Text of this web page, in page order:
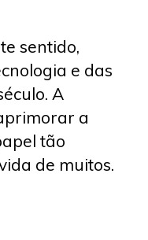
sentido,
e das
A
a
tão
de muitos.